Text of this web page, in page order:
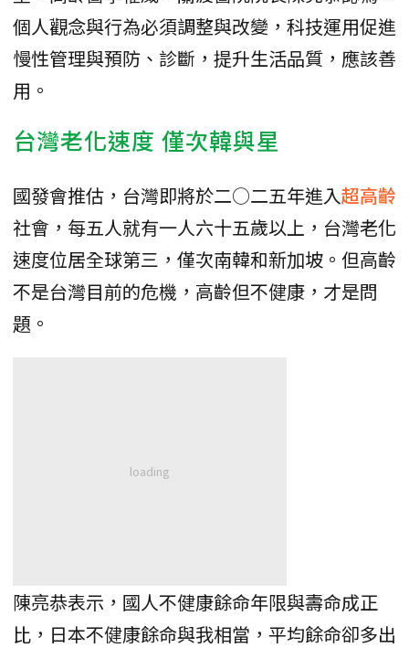
個人觀念與行為必須調整與改變，科技運用促進
慢性管理與預防、診斷，提升生活品質，應該善
用。
台灣老化速度 僅次韓與星
國發會推估，台灣即將於二○二五年進入超高齡
社會，每五人就有一人六十五歲以上，台灣老化
速度位居全球第三，僅次南韓和新加坡。但高齡
不是台灣目前的危機，高齡但不健康，才是問
題。
陳亮恭表示，國人不健康餘命年限與壽命成正
比，日本不健康餘命與我相當，平均餘命卻多出